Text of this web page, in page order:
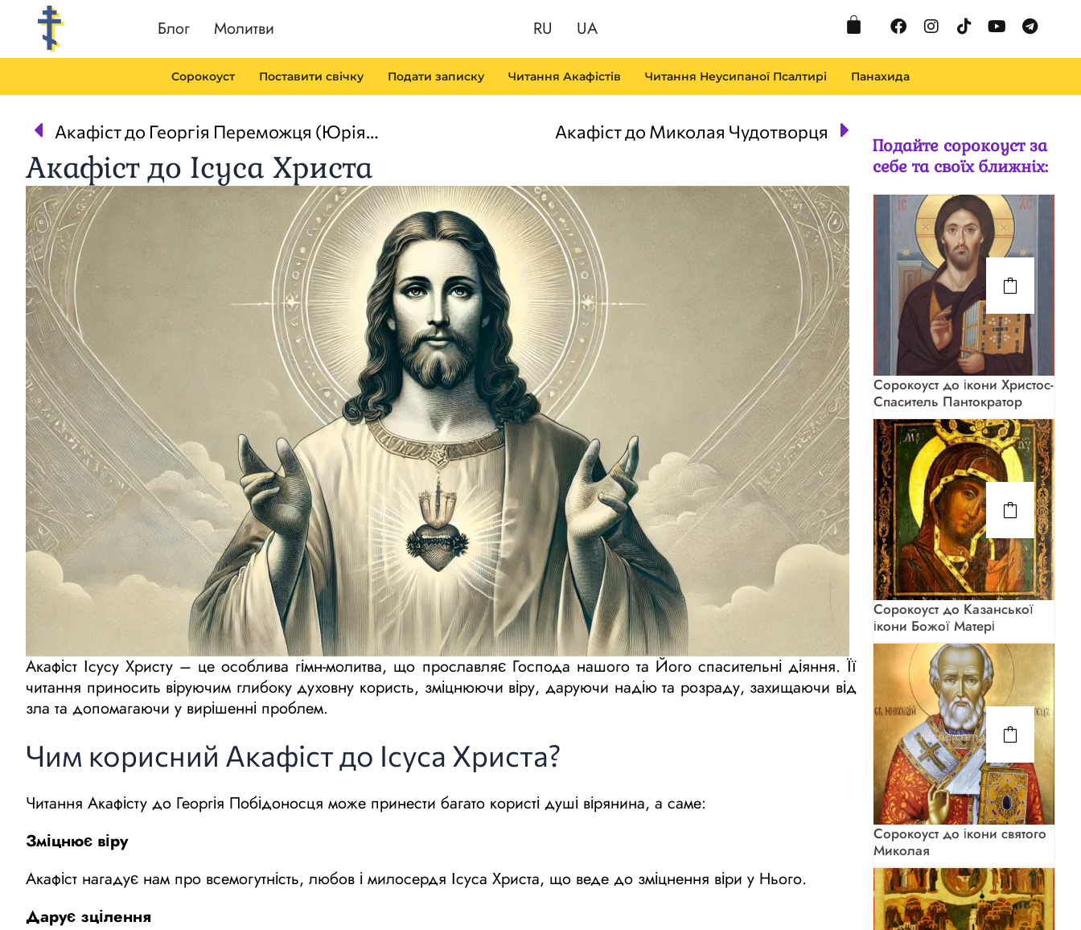
Перейти
Блог Молитви RU UA Cart FacebookInstagram
TiktokYoutube
Сорокоуст Поставити свічку Подати записку Читання Акафістів Читання Неусипаної Псалтирі Панахида
Prev Акафіст до Георгія Переможця (Юрія Переможця) Акафіст до Миколая Чудотворця Next
Акафіст до Ісуса Христа
Акафіст Ісусу Христу – це особлива гімн-молитва, що прославляє Господа нашого та Його спасительні діяння. Її
читання приносить віруючим глибоку духовну користь, зміцнюючи віру, даруючи надію та розраду, захищаючи від
зла та допомагаючи у вирішенні проблем.
Чим корисний Акафіст до Ісуса Христа?
Читання Акафісту до Георгія Побідоносця може принести багато користі душі вірянина, а саме:
Зміцнює віру
Акафіст нагадує нам про всемогутність, любов і милосердя Ісуса Христа, що веде до зміцнення віри у Нього.
Дарує зцілення
Подайте сорокоуст за
себе та своїх ближніх:
Сорокоуст до ікони Христос-
Спаситель Пантократор
Сорокоуст до Казанської
ікони Божої Матері
Сорокоуст до ікони святого
Миколая